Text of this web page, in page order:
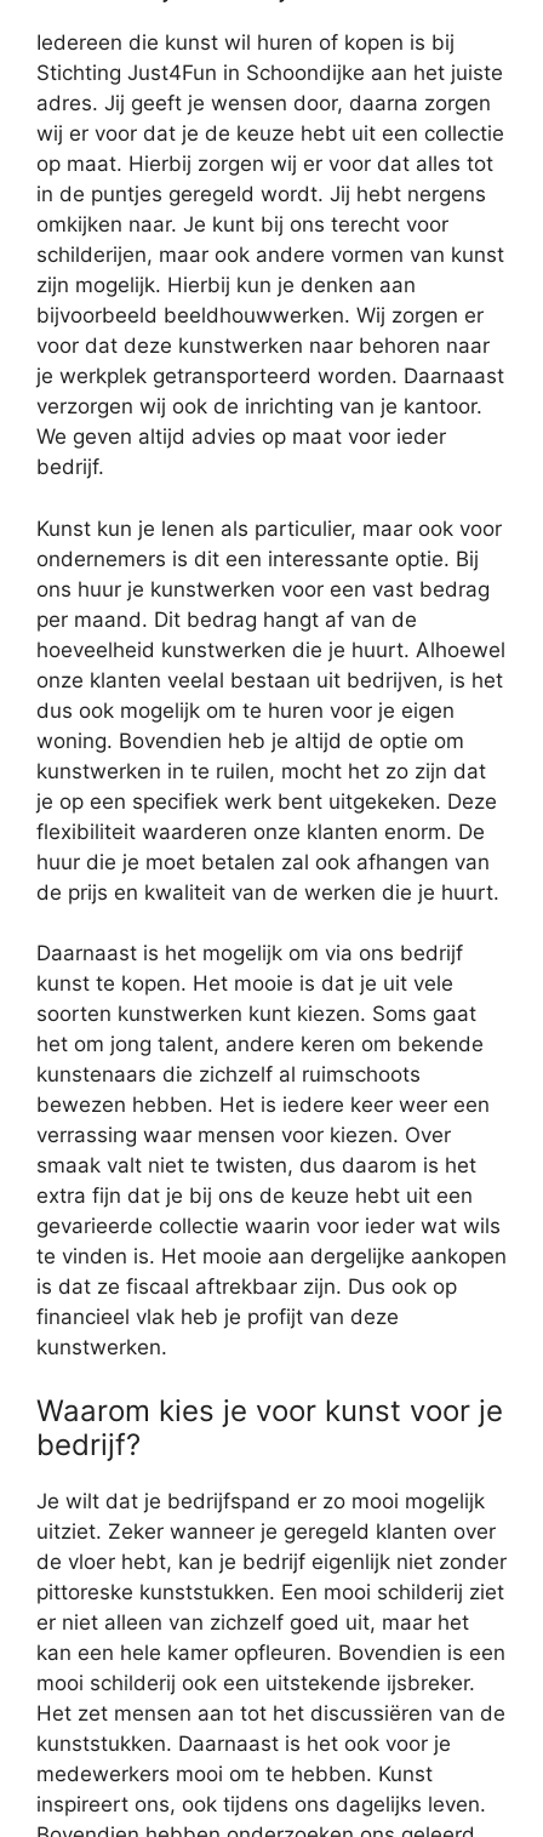
Iedereen die kunst wil huren of kopen is bij
Stichting Just4Fun in Schoondijke aan het juiste
adres. Jij geeft je wensen door, daarna zorgen
wij er voor dat je de keuze hebt uit een collectie
op maat. Hierbij zorgen wij er voor dat alles tot
in de puntjes geregeld wordt. Jij hebt nergens
omkijken naar. Je kunt bij ons terecht voor
schilderijen, maar ook andere vormen van kunst
zijn mogelijk. Hierbij kun je denken aan
bijvoorbeeld beeldhouwwerken. Wij zorgen er
voor dat deze kunstwerken naar behoren naar
je werkplek getransporteerd worden. Daarnaast
verzorgen wij ook de inrichting van je kantoor.
We geven altijd advies op maat voor ieder
bedrijf.
Kunst kun je lenen als particulier, maar ook voor
ondernemers is dit een interessante optie. Bij
ons huur je kunstwerken voor een vast bedrag
per maand. Dit bedrag hangt af van de
hoeveelheid kunstwerken die je huurt. Alhoewel
onze klanten veelal bestaan uit bedrijven, is het
dus ook mogelijk om te huren voor je eigen
woning. Bovendien heb je altijd de optie om
kunstwerken in te ruilen, mocht het zo zijn dat
je op een specifiek werk bent uitgekeken. Deze
flexibiliteit waarderen onze klanten enorm. De
huur die je moet betalen zal ook afhangen van
de prijs en kwaliteit van de werken die je huurt.
Daarnaast is het mogelijk om via ons bedrijf
kunst te kopen. Het mooie is dat je uit vele
soorten kunstwerken kunt kiezen. Soms gaat
het om jong talent, andere keren om bekende
kunstenaars die zichzelf al ruimschoots
bewezen hebben. Het is iedere keer weer een
verrassing waar mensen voor kiezen. Over
smaak valt niet te twisten, dus daarom is het
extra fijn dat je bij ons de keuze hebt uit een
gevarieerde collectie waarin voor ieder wat wils
te vinden is. Het mooie aan dergelijke aankopen
is dat ze fiscaal aftrekbaar zijn. Dus ook op
financieel vlak heb je profijt van deze
kunstwerken.
Waarom kies je voor kunst voor je
bedrijf?
Je wilt dat je bedrijfspand er zo mooi mogelijk
uitziet. Zeker wanneer je geregeld klanten over
de vloer hebt, kan je bedrijf eigenlijk niet zonder
pittoreske kunststukken. Een mooi schilderij ziet
er niet alleen van zichzelf goed uit, maar het
kan een hele kamer opfleuren. Bovendien is een
mooi schilderij ook een uitstekende ijsbreker.
Het zet mensen aan tot het discussiëren van de
kunststukken. Daarnaast is het ook voor je
medewerkers mooi om te hebben. Kunst
inspireert ons, ook tijdens ons dagelijks leven.